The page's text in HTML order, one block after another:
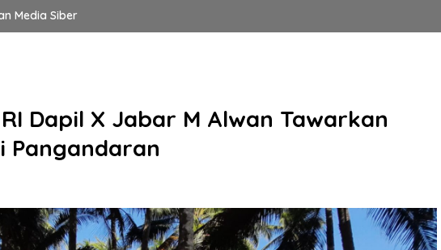
Media Siber
RI Dapil X Jabar M Alwan Tawarkan
Pangandaran